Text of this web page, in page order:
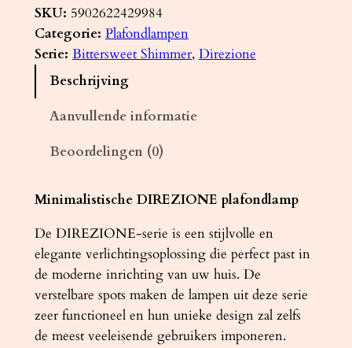
a
f
o
D
R
E
Z
I
O
N
SKU: 5902622429984
Categorie: Plafondlampen
Serie: Bittersweet Shimmer, Direzione
Beschrijving
Aanvullende informatie
Beoordelingen (0)
Minimalistische DIREZIONE plafondlamp
De DIREZIONE-serie is een stijlvolle en
elegante verlichtingsoplossing die perfect past in
de moderne inrichting van uw huis. De
verstelbare spots maken de lampen uit deze serie
zeer functioneel en hun unieke design zal zelfs
de meest veeleisende gebruikers imponeren.